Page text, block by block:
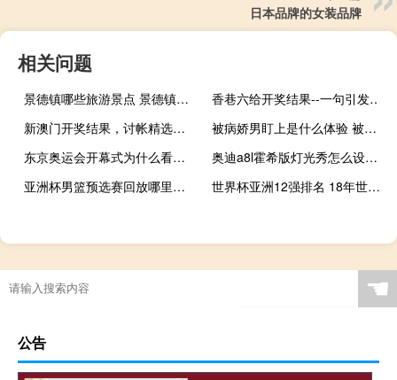
日本品牌的女装品牌
相关问题
景德镇哪些旅游景点 景德镇旅游攻略景点必去
香巷六给开奖结果--一句引发热议--V40.01.47
新澳门开奖结果，讨帐精选答案落实_传奇版786.450
被病娇男盯上是什么体验 被五个病娇大佬盯上了
东京奥运会开幕式为什么看不了 东京奥运会闭幕式表演
奥迪a8l霍希版灯光秀怎么设置 奥迪a8l霍希版车型解析
亚洲杯男篮预选赛回放哪里看 亚洲杯预选赛国篮大胜
世界杯亚洲12强排名 18年世界杯32强名单
☚
公告